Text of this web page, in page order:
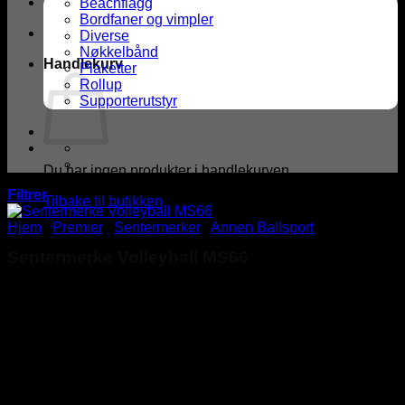
Handlekurv
Du har ingen produkter i handlekurven.
Tilbake til butikken
Beachflagg
Bordfaner og vimpler
Diverse
Nøkkelbånd
Plaketter
Rollup
Supporterutstyr
Filtrer
Hjem Premier Sentermerker Annen Ballsport